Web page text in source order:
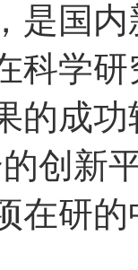
，是
在科
果的成
创新
在研的